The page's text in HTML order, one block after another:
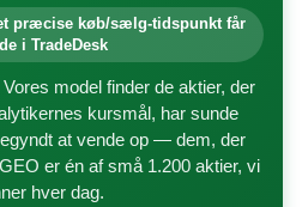
præcise køb/sælg-tidspunkt får
i TradeDesk
model finder de aktier, der
kursmål, har sunde
at vende op — dem, der
er én af små 1.200 aktier, vi
hver dag.